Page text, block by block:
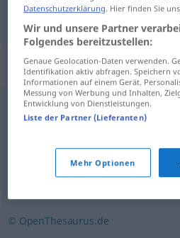
разпръск(в)ам zerstreuen
Synonyme für
auflösen
ablenken
© OpenThesaurus.de
Datenschutzerklärung. Hier finden Sie
Wir und unsere Partner
Folgendes bereitzustellen:
Genaue Geolocation-Daten verwenden.
Identifikation aktiv abfragen. Speichern
Informationen auf einem Gerät.
Messung von Werbung und Inhalten,
Entwicklung von Dienstleistungen.
Liste der Partner (Lieferanten)
Mehr Optionen